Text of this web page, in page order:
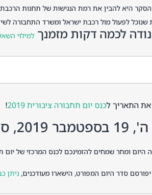
היא להבין את רמת הנגישות של תחנות הרכבת
שנוכל לפעול מול רכבת ישראל ומשרד התחבורה
נודה לכמה דקות מזמנך למילוי
התאריך לכנס יום תחבורה ציבורית 2019 !
תל אביב, 9:00
היום ומחר שמחים להזמינכם לכנס המרכזי של יום
סדר היום המפורט, הישארו מעודכנים, ניתן